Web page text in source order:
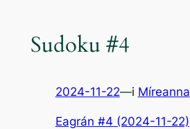
Sudoku #4
2024-11-22—i Míreanna
Eagrán #4 (2024-11-22)